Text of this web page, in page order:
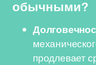
обычными?
продлевает